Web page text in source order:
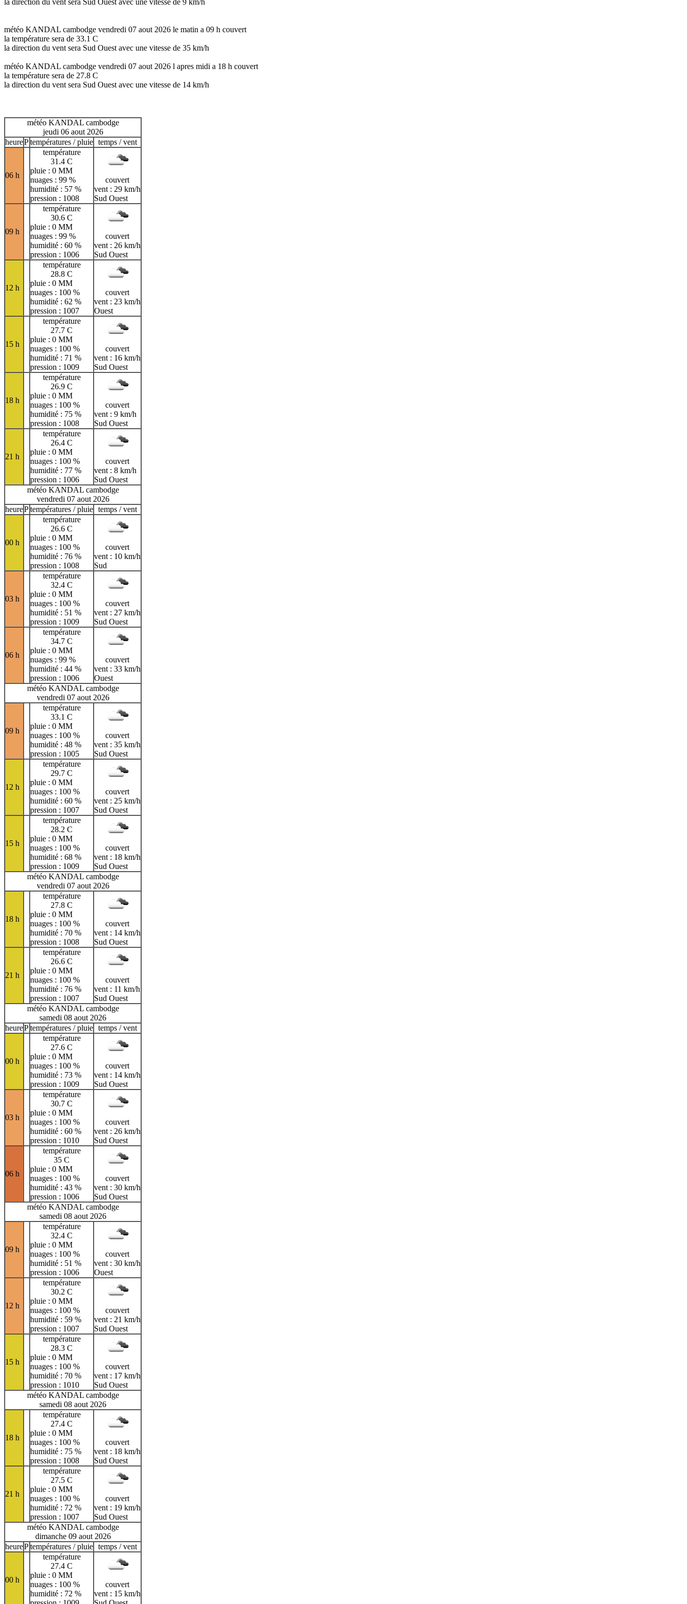
météo KANDAL cambodge vendredi 07 aout 2026 le matin a 09 h couvert
la température sera de 33.1 C
la direction du vent sera Sud Ouest avec une vitesse de 35 km/h
météo KANDAL cambodge vendredi 07 aout 2026 l apres midi a 18 h couvert
la température sera de 27.8 C
la direction du vent sera Sud Ouest avec une vitesse de 14 km/h
météo KANDAL cambodge
jeudi 06 aout 2026
heurePtempératures / pluie temps / vent
06 h
température
31.4 C
pluie : 0 MM
nuages : 99 %
humidité : 57 %
pression : 1008
couvert
vent : 29 km/h
Sud Ouest
09 h
température
30.6 C
pluie : 0 MM
nuages : 99 %
humidité : 60 %
pression : 1006
couvert
vent : 26 km/h
Sud Ouest
12 h
température
28.8 C
pluie : 0 MM
nuages : 100 %
humidité : 62 %
pression : 1007
couvert
vent : 23 km/h
Ouest
15 h
température
27.7 C
pluie : 0 MM
nuages : 100 %
humidité : 71 %
pression : 1009
couvert
vent : 16 km/h
Sud Ouest
18 h
température
26.9 C
pluie : 0 MM
nuages : 100 %
humidité : 75 %
pression : 1008
couvert
vent : 9 km/h
Sud Ouest
21 h
température
26.4 C
pluie : 0 MM
nuages : 100 %
humidité : 77 %
pression : 1006
couvert
vent : 8 km/h
Sud Ouest
météo KANDAL cambodge
vendredi 07 aout 2026
heurePtempératures / pluie temps / vent
00 h
température
26.6 C
pluie : 0 MM
nuages : 100 %
humidité : 76 %
pression : 1008
couvert
vent : 10 km/h
Sud
03 h
température
32.4 C
pluie : 0 MM
nuages : 100 %
humidité : 51 %
pression : 1009
couvert
vent : 27 km/h
Sud Ouest
06 h
température
34.7 C
pluie : 0 MM
nuages : 99 %
humidité : 44 %
pression : 1006
couvert
vent : 33 km/h
Ouest
météo KANDAL cambodge
vendredi 07 aout 2026
09 h
température
33.1 C
pluie : 0 MM
nuages : 100 %
humidité : 48 %
pression : 1005
couvert
vent : 35 km/h
Sud Ouest
12 h
température
29.7 C
pluie : 0 MM
nuages : 100 %
humidité : 60 %
pression : 1007
couvert
vent : 25 km/h
Sud Ouest
15 h
température
28.2 C
pluie : 0 MM
nuages : 100 %
humidité : 68 %
pression : 1009
couvert
vent : 18 km/h
Sud Ouest
météo KANDAL cambodge
vendredi 07 aout 2026
18 h
température
27.8 C
pluie : 0 MM
nuages : 100 %
humidité : 70 %
pression : 1008
couvert
vent : 14 km/h
Sud Ouest
21 h
température
26.6 C
pluie : 0 MM
nuages : 100 %
humidité : 76 %
pression : 1007
couvert
vent : 11 km/h
Sud Ouest
météo KANDAL cambodge
samedi 08 aout 2026
heurePtempératures / pluie temps / vent
00 h
température
27.6 C
pluie : 0 MM
nuages : 100 %
humidité : 73 %
pression : 1009
couvert
vent : 14 km/h
Sud Ouest
03 h
température
30.7 C
pluie : 0 MM
nuages : 100 %
humidité : 60 %
pression : 1010
couvert
vent : 26 km/h
Sud Ouest
06 h
température
35 C
pluie : 0 MM
nuages : 100 %
humidité : 43 %
pression : 1006
couvert
vent : 30 km/h
Sud Ouest
météo KANDAL cambodge
samedi 08 aout 2026
09 h
température
32.4 C
pluie : 0 MM
nuages : 100 %
humidité : 51 %
pression : 1006
couvert
vent : 30 km/h
Ouest
12 h
température
30.2 C
pluie : 0 MM
nuages : 100 %
humidité : 59 %
pression : 1007
couvert
vent : 21 km/h
Sud Ouest
15 h
température
28.3 C
pluie : 0 MM
nuages : 100 %
humidité : 70 %
pression : 1010
couvert
vent : 17 km/h
Sud Ouest
météo KANDAL cambodge
samedi 08 aout 2026
18 h
température
27.4 C
pluie : 0 MM
nuages : 100 %
humidité : 75 %
pression : 1008
couvert
vent : 18 km/h
Sud Ouest
21 h
température
27.5 C
pluie : 0 MM
nuages : 100 %
humidité : 72 %
pression : 1007
couvert
vent : 19 km/h
Sud Ouest
météo KANDAL cambodge
dimanche 09 aout 2026
heurePtempératures / pluie temps / vent
00 h
température
27.4 C
pluie : 0 MM
nuages : 100 %
humidité : 72 %
couvert
vent : 15 km/h